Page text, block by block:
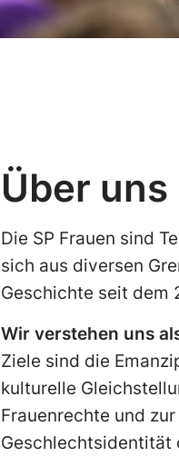
Über uns
Die SP Frauen sind
sich aus diversen
Geschichte seit dem
Wir verstehen uns
Ziele sind die
kulturelle
Frauenrechte und
Geschlechtsidentität